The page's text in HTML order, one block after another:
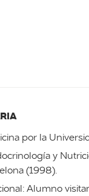
por la
y
(1998).
Alumno